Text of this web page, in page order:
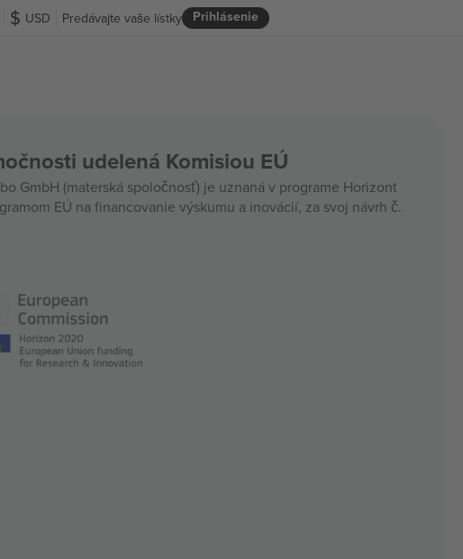
USD Prihlásenie
Predávajte vaše lístky
udelená Komisiou EÚ
GmbH (materská spoločnosť) je uznaná v programe Horizont
EÚ na financovanie výskumu a inovácií, za svoj návrh č.